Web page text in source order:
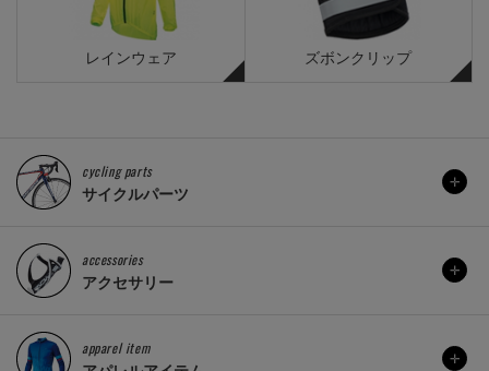
レインウェア ズボンクリップ
cycling parts
サイクルパーツ
accessories
アクセサリー
apparel item